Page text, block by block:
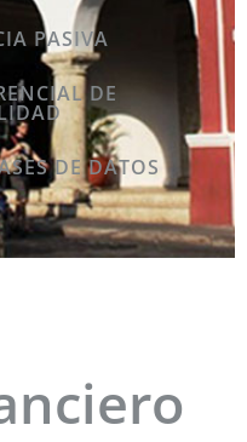
PASIVA
DE
DE DATOS